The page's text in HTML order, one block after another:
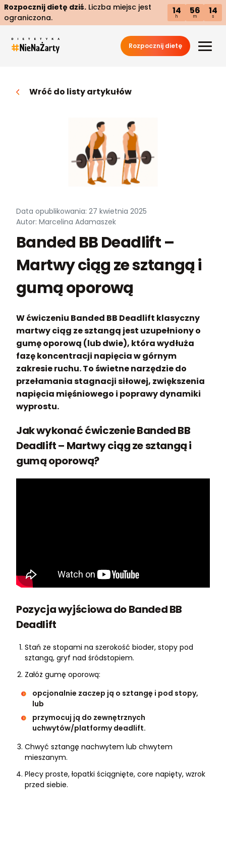
Rozpocznij dietę dziś. Liczba miejsc jest
ograniczona.
14
h
56
m
14
s
Rozpocznij dietę
Wróć do listy artykułów
Data opublikowania: 27 kwietnia 2025
Autor: Marcelina Adamaszek
Banded BB Deadlift –
Martwy ciąg ze sztangą i
gumą oporową
W ćwiczeniu Banded BB Deadlift klasyczny
martwy ciąg ze sztangą jest uzupełniony o
gumę oporową (lub dwie), która wydłuża
fazę koncentracji napięcia w górnym
zakresie ruchu. To świetne narzędzie do
przełamania stagnacji siłowej, zwiększenia
napięcia mięśniowego i poprawy dynamiki
wyprostu.
Jak wykonać ćwiczenie Banded BB
Deadlift – Martwy ciąg ze sztangą i
gumą oporową?
Pozycja wyjściowa do Banded BB
Deadlift
Stań ze stopami na szerokość bioder, stopy pod
sztangą, gryf nad śródstopiem.
Załóż gumę oporową:
opcjonalnie zaczep ją o sztangę i pod stopy,
lub
przymocuj ją do zewnętrznych
uchwytów/platformy deadlift.
Chwyć sztangę nachwytem lub chwytem
mieszanym.
Plecy proste, łopatki ściągnięte, core napięty, wzrok
przed siebie.